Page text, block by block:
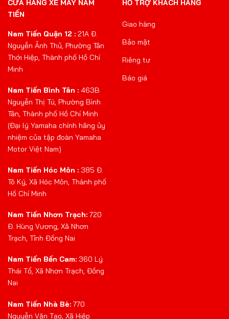
CỬA HÀNG XE MÁY NAM
TIẾN
Nam Tiến Quận 12 : 21A Đ.
Nguyễn Ảnh Thủ, Phường Tân
Thới Hiệp, Thành phố Hồ Chí
Minh
Nam Tiến Bình Tân : 463B
Nguyễn Thị Tú, Phường Bình
Tân, Thành phố Hồ Chí Minh
(Đại lý Yamaha chính hãng ủy
nhiệm của tập đoàn Yamaha
Motor Việt Nam)
Nam Tiến Hóc Môn : 385 Đ.
Tô Ký, Xã Hóc Môn, Thành phố
Hồ Chí Minh
Nam Tiến Nhơn Trạch: 720
Đ. Hùng Vương, Xã Nhơn
Trạch, Tỉnh Đồng Nai
Nam Tiến Bến Cam: 360 Lý
Thái Tổ, Xã Nhơn Trạch, Đồng
Nai
Nam Tiến Nhà Bè: 770
Nguyễn Văn Tạo, Xã Hiệp
HỖ TRỢ KHÁCH HÀNG
Giao hàng
Bảo mật
Riêng tư
Báo giá